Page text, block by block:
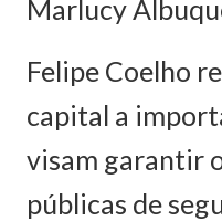
Marlucy
Felipe Coelho
capital a
visam garantir
públicas de